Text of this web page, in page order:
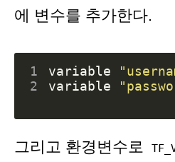
에 변수를 추가한다.
1 variable
2
variable
그리고 환경변수로